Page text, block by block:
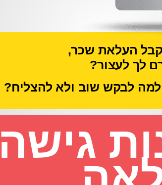
העלאת שכר,
לך לעצור?
למה לבקש שוב ולא להצליח?
גישה